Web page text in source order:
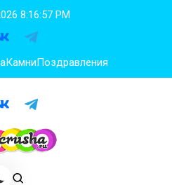
8:16:58 PM
КамниПоздравления